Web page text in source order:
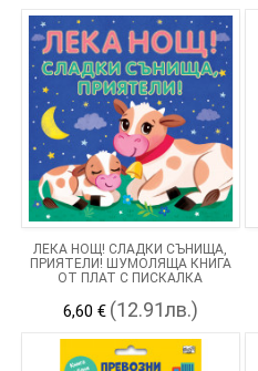
ЛЕКА НОЩ! СЛАДКИ СЪНИЩА,
ПРИЯТЕЛИ! ШУМОЛЯЩА КНИГА
ОТ ПЛАТ С ПИСКАЛКА
6,60 € (12.91лв.)